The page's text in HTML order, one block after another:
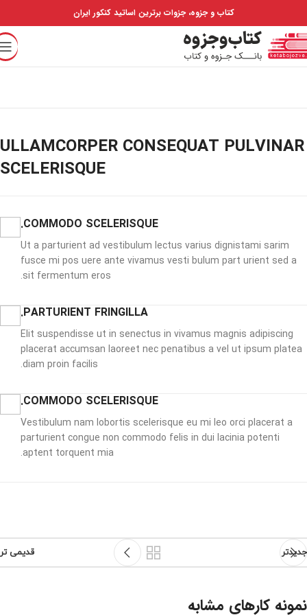
کتاب و جزوه، جزوات برترین اساتید کنکور ایران
ULLAMCORPER CONSEQUAT PULVINAR
SCELERISQUE
COMMODO SCELERISQUE.
Ut a parturient ad vestibulum lectus varius dignistami sarim
fusce mi pos uere ante vivamus vesti bulum part urient sed a
sit fermentum eros.
PARTURIENT FRINGILLA.
Elit suspendisse ut in senectus in vivamus magnis adipiscing
placerat accumsan laoreet nec penatibus a vel ut ipsum platea
diam proin facilis.
COMMODO SCELERISQUE.
Vestibulum nam lobortis scelerisque eu mi leo orci placerat a
parturient congue non commodo felis in dui lacinia potenti
aptent torquent mia.
جدیدتر قدیمی تر
نمونه کارهای مشابه